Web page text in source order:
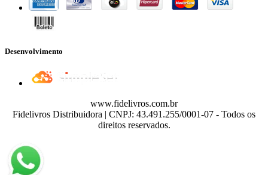
Desenvolvimento
www.fidelivros.com.br
Fidelivros Distribuidora | CNPJ: 43.491.255/0001-07 - Todos os
direitos reservados.